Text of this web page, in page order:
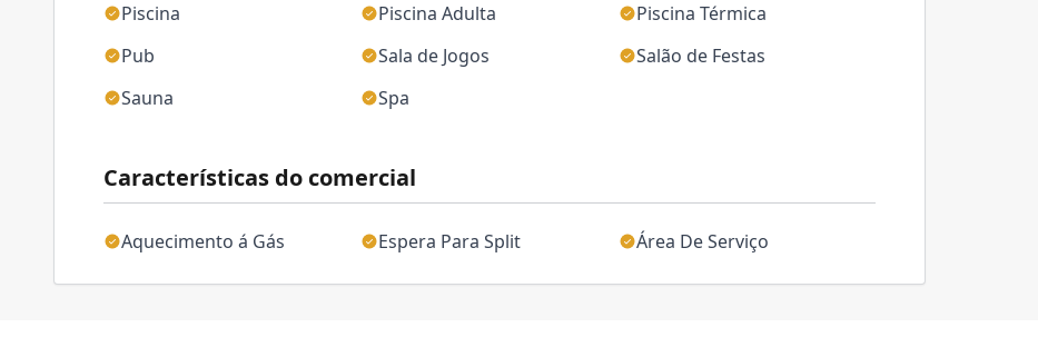
Piscina
Piscina Adulta
Piscina Térmica
Pub
Sala de Jogos
Salão de Festas
Sauna
Spa
Características do comercial
Aquecimento á Gás Espera Para Split Área De Serviço